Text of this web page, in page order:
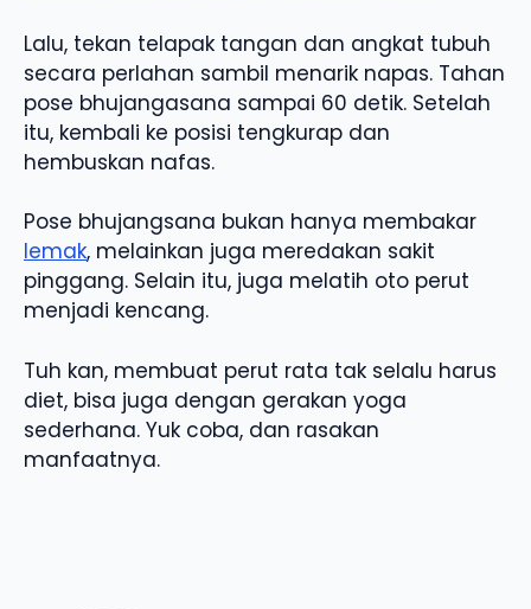
Lalu, tekan telapak tangan dan angkat tubuh
secara perlahan sambil menarik napas. Tahan
pose bhujangasana sampai 60 detik. Setelah
itu, kembali ke posisi tengkurap dan
hembuskan nafas.
Pose bhujangsana bukan hanya membakar
lemak, melainkan juga meredakan sakit
pinggang. Selain itu, juga melatih oto perut
menjadi kencang.
Tuh kan, membuat perut rata tak selalu harus
diet, bisa juga dengan gerakan yoga
sederhana. Yuk coba, dan rasakan
manfaatnya.